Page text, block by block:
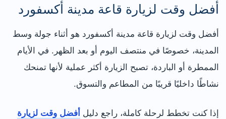
أفضل وقت لزيارة قاعة مدينة أكسفورد
أفضل وقت لزيارة قاعة مدينة أكسفورد هو أثناء جولة وسط
المدينة، خصوصًا في منتصف اليوم أو بعد الظهر. في الأيام
الممطرة أو الباردة، تصبح الزيارة أكثر عملية لأنها تمنحك
نشاطًا داخليًا قريبًا من المطاعم والتسوق.
إذا كنت تخطط لرحلة كاملة، راجع دليل أفضل وقت لزيارة